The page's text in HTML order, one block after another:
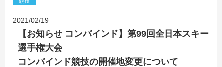
2021/02/19
【お知らせ コンバインド】第99回全日本スキー
選手権大会
コンバインド競技の開催地変更について